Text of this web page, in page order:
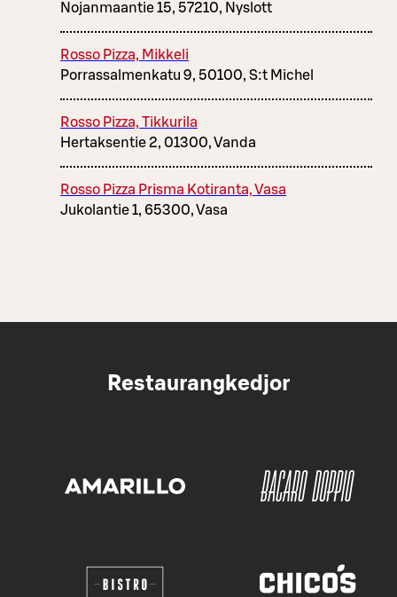
Nojanmaantie 15, 57210, Nyslott
Rosso Pizza, Mikkeli
Porrassalmenkatu 9, 50100, S:t Michel
Rosso Pizza, Tikkurila
Hertaksentie 2, 01300, Vanda
Rosso Pizza Prisma Kotiranta, Vasa
Jukolantie 1, 65300, Vasa
Restaurangkedjor